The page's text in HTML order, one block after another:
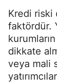
Kredi riski
faktördür.
dikkate
veya mali